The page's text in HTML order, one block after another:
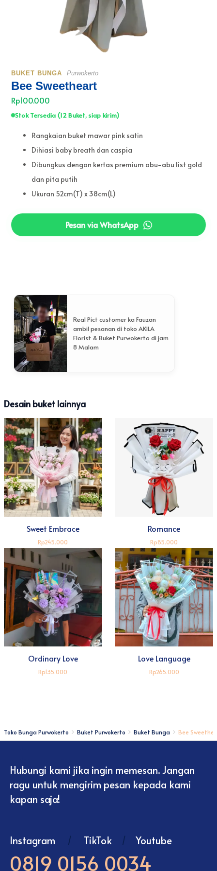
BUKET BUNGA
Bee Sweetheart
Purwokerto
Rp100.000
Stok Tersedia (12 Buket, siap kirim)
Rangkaian buket mawar pink satin
Dihiasi baby breath dan caspia
Dibungkus dengan kertas premium abu-abu list gold
dan pita putih
Ukuran 52cm(T) x 38cm(L)
Pesan via WhatsApp
Real Pict customer ka Fauzan
ambil pesanan di toko AKILA
Florist & Buket Purwokerto di jam
8 Malam
Desain buket lainnya
Sweet Embrace
Rp245.000
Romance
Rp85.000
Ordinary Love
Rp135.000
Love Language
Rp265.000
Toko Bunga Purwokerto Buket Purwokerto Buket Bunga Bee
Hubungi kami jika ingin memesan. Jangan
ragu untuk mengirim pesan kepada kami
kapan saja!
Instagram / TikTok / Youtube
0819 0156 0034